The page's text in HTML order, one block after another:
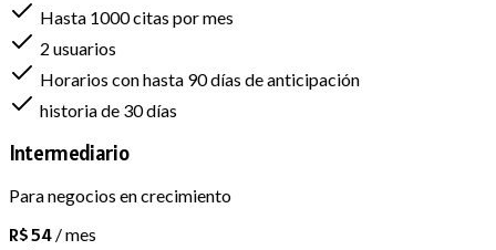
Hasta 1000 citas por mes
2 usuarios
Horarios con hasta 90 días de anticipación
historia de 30 días
Intermediario
Para negocios en crecimiento
R$ 54 / mes